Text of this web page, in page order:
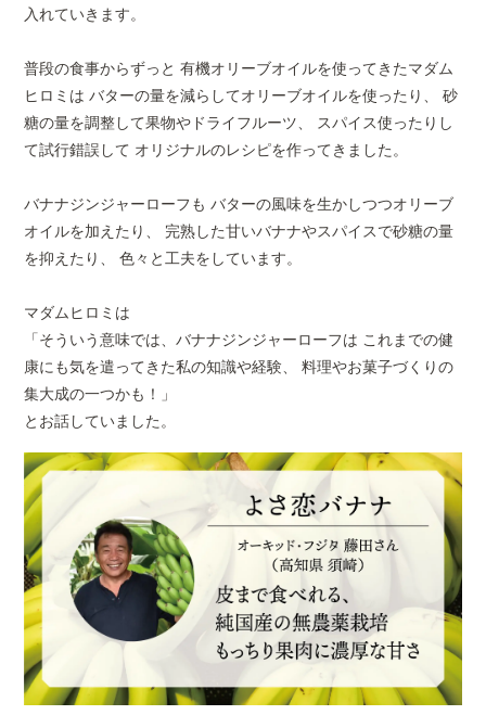
入れていきます。
普段の食事からずっと 有機オリーブオイルを使ってきたマダム
ヒロミは バターの量を減らしてオリーブオイルを使ったり、 砂
糖の量を調整して果物やドライフルーツ、 スパイス使ったりし
て試行錯誤して オリジナルのレシピを作ってきました。
バナナジンジャーローフも バターの風味を生かしつつオリーブ
オイルを加えたり、 完熟した甘いバナナやスパイスで砂糖の量
を抑えたり、 色々と工夫をしています。
マダムヒロミは
「そういう意味では、バナナジンジャーローフは これまでの健
康にも気を遣ってきた私の知識や経験、 料理やお菓子づくりの
集大成の一つかも！」
とお話していました。